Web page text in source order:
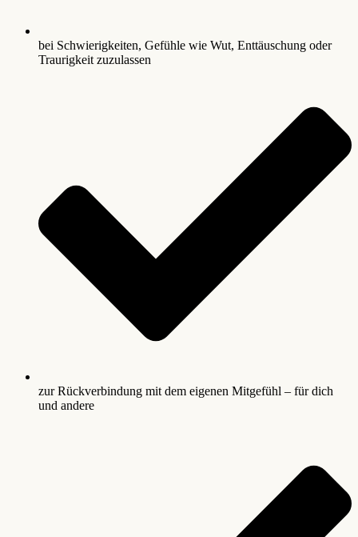
bei Schwierigkeiten, Gefühle wie Wut, Enttäuschung oder
Traurigkeit zuzulassen
zur Rückverbindung mit dem eigenen Mitgefühl – für dich
und andere